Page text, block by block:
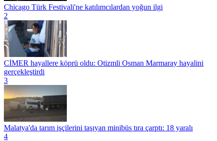
Chicago Türk Festivali'ne katılımcılardan yoğun ilgi
2
CİMER hayallere köprü oldu: Otizmli Osman Marmaray hayalini
gerçekleştirdi
3
Malatya'da tarım işçilerini taşıyan minibüs tıra çarptı: 18 yaralı
4